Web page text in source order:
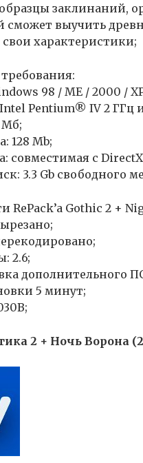
заклинаний,
сможет выучить
характеристики;
98 / ME / 2000 /
Pentium® IV 2 ГГц
Мб;
128 Mb;
совместимая с
3.3 Gb свободного
RePack’a Gothic 2 +
2.6;
дополнительного
5 минут;
2 + Ночь Ворона